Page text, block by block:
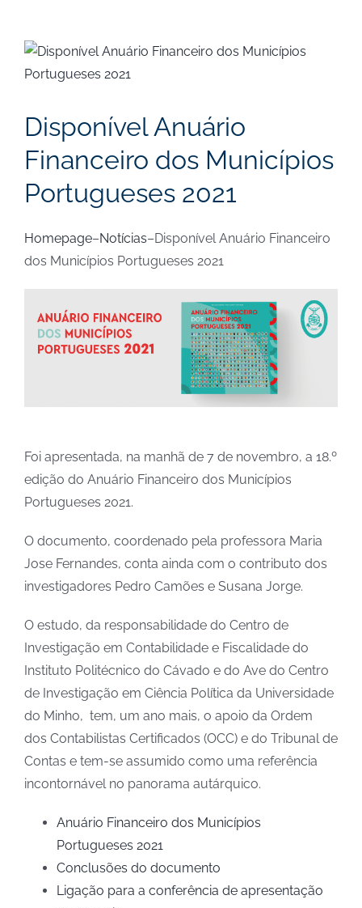
View
Larger
Disponível Anuário
Financeiro dos Municípios
Portugueses 2021
Homepage–Notícias–Disponível Anuário Financeiro
dos Municípios Portugueses 2021
Foi apresentada, na manhã de 7 de novembro, a 18.º
edição do Anuário Financeiro dos Municípios
Portugueses 2021.
O documento, coordenado pela professora Maria
Jose Fernandes, conta ainda com o contributo dos
investigadores Pedro Camões e Susana Jorge.
O estudo, da responsabilidade do Centro de
Investigação em Contabilidade e Fiscalidade do
Instituto Politécnico do Cávado e do Ave do Centro
de Investigação em Ciência Política da Universidade
do Minho, tem, um ano mais, o apoio da Ordem
dos Contabilistas Certificados (OCC) e do Tribunal de
Contas e tem-se assumido como uma referência
incontornável no panorama autárquico.
Anuário Financeiro dos Municípios
Portugueses 2021
Conclusões do documento
Ligação para a conferência de apresentação